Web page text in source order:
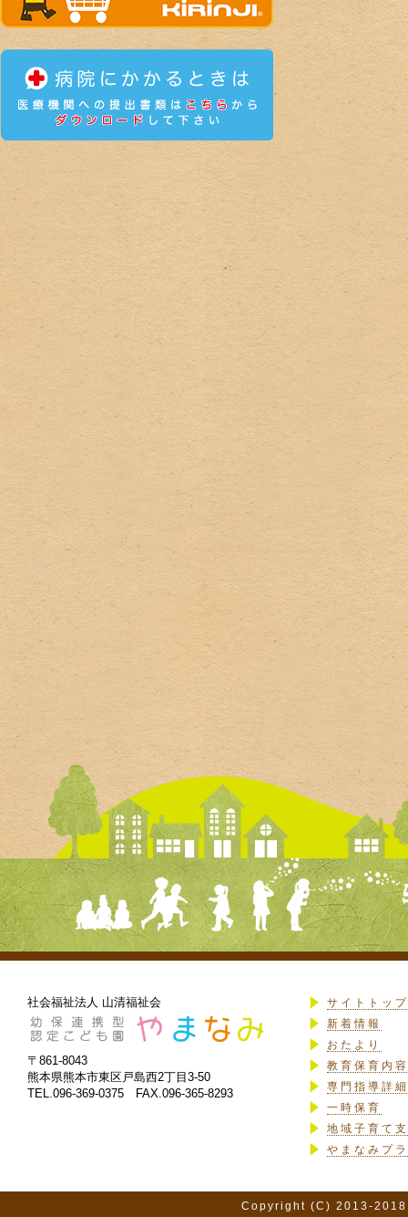
社会福祉法人 山清福祉会
〒861-8043
熊本県熊本市東区戸島西2丁目3-50
TEL.096-369-0375 FAX.096-365-8293
サイトトップ
新着情報
おたより
教育保育内
専門指導詳細
一時保育
地域子育て
やまなみプ
Copyright (C) 2013-